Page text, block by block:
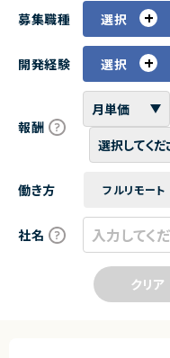
募集職種 選択
開発経験 選択
報酬
働き方 フルリモート
社名
クリア